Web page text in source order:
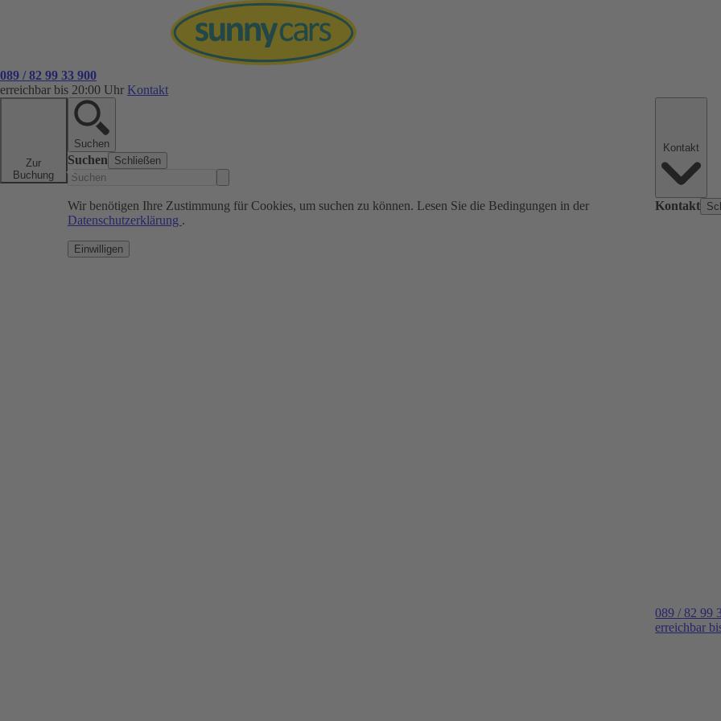
089 / 82 99 33 900
erreichbar bis 20:00 Uhr Kontakt
Zur
Buchung
Suchen
Suchen Schließen
Wir benötigen Ihre Zustimmung für Cookies, um suchen zu können. Lesen Sie die Bedingungen in der
Datenschutzerklärung .
Einwilligen
Kontakt
089 / 82 99
erreichbar